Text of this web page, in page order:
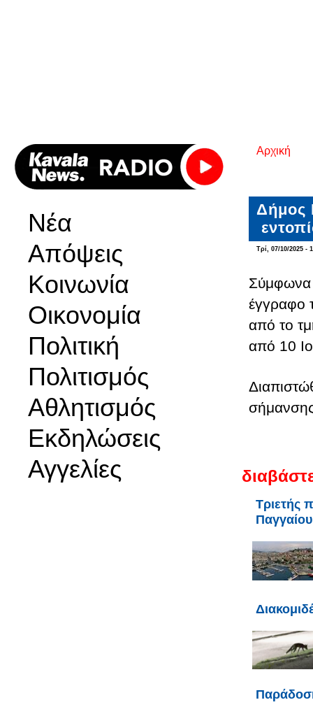
Νέα
Απόψεις
Κοινωνία
Οικονομία
Πολιτική
Πολιτισμός
Αθλητισμός
Εκδηλώσεις
Αγγελίες
Είστε
Αρχική
Δήμος
Τρί, 07/10/2025 -
Σύμφωνα
έγγραφο
από το
από 10
Τριετής